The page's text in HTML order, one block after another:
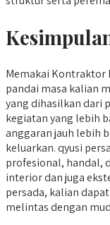
Memakai Kontraktor
pandai masa kalian
yang dihasilkan dari
kegiatan yang lebih
anggaran jauh lebih
keluarkan. qyusi
profesional, handal,
interior dan juga
persada, kalian
melintas dengan